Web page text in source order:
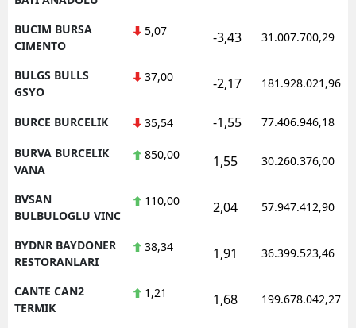
BUCIM BURSA
CIMENTO
5,07 -3,43 31.007.700,29
BULGS BULLS
GSYO
37,00 -2,17 181.928.021,96
BURCE BURCELIK 35,54 -1,55 77.406.946,18
BURVA BURCELIK
VANA
850,00 1,55 30.260.376,00
BVSAN
BULBULOGLU VINC
110,00 2,04 57.947.412,90
BYDNR BAYDONER
RESTORANLARI
38,34 1,91 36.399.523,46
CANTE CAN2
TERMIK
1,21 1,68 199.678.042,27